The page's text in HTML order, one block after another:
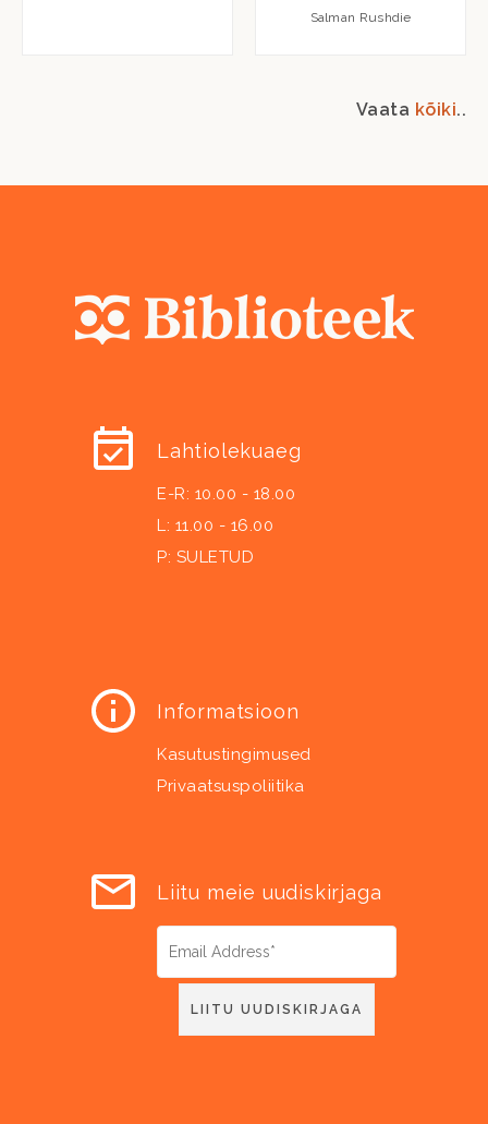
Salman Rushdie
Vaata kõiki..
Lahtiolekuaeg
E-R: 10.00 - 18.00
L: 11.00 - 16.00
P: SULETUD
Informatsioon
Kasutustingimused
Privaatsuspoliitika
Liitu meie uudiskirjaga